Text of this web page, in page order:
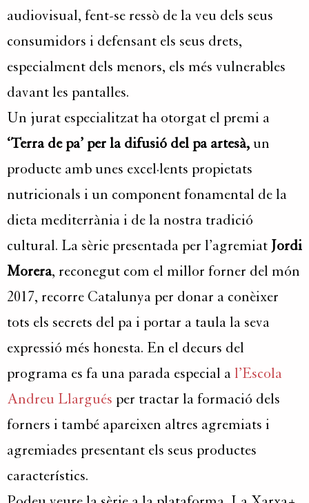
audiovisual, fent-se ressò de la veu dels seus
consumidors i defensant els seus drets,
especialment dels menors, els més vulnerables
davant les pantalles.
Un jurat especialitzat ha otorgat el premi a
‘Terra de pa’ per la difusió del pa artesà, un
producte amb unes excel·lents propietats
nutricionals i un component fonamental de la
dieta mediterrània i de la nostra tradició
cultural. La sèrie presentada per l’agremiat Jordi
Morera, reconegut com el millor forner del món
2017, recorre Catalunya per donar a conèixer
tots els secrets del pa i portar a taula la seva
expressió més honesta. En el decurs del
programa es fa una parada especial a l’Escola
Andreu Llargués per tractar la formació dels
forners i també apareixen altres agremiats i
agremiades presentant els seus productes
característics.